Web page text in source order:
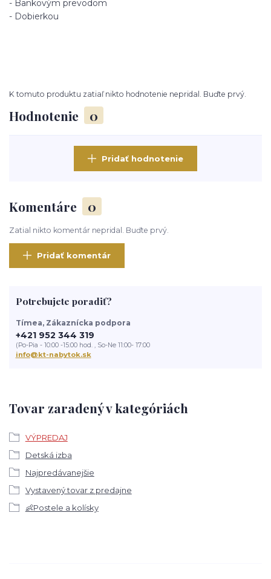
- Bankovým prevodom
- Dobierkou
Hodnotenie 0
K tomuto produktu zatiaľ nikto hodnotenie nepridal. Buďte prvý.
Pridať hodnotenie
Komentáre 0
Zatial nikto komentár nepridal. Buďte prvý.
Pridať komentár
Tovar zaradený v kategóriách
VÝPREDAJ
Detská izba
Najpredávanejšie
Vystavený tovar z predajne
👶Postele a kolísky
Potrebujete poradiť?
Tímea, Zákaznícka podpora
+421 952 344 319
(Po-Pia - 10:00 -15:00 hod. , So-Ne 11:00- 17:00
info@kt-nabytok.sk